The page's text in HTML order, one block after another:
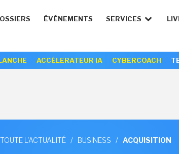
ÉVÉNEMENTS SERVICES
ACCÉLERATEUR IA CYBERCOACH
TOUTE L'ACTUALITÉ / BUSINESS / ACQUISITION